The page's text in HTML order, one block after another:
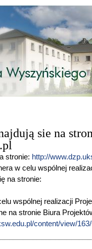
sie na
stronie: http://
w celu wspólnej
na stronie:
wspólnej realizacji
na stronie Biura
content/view/